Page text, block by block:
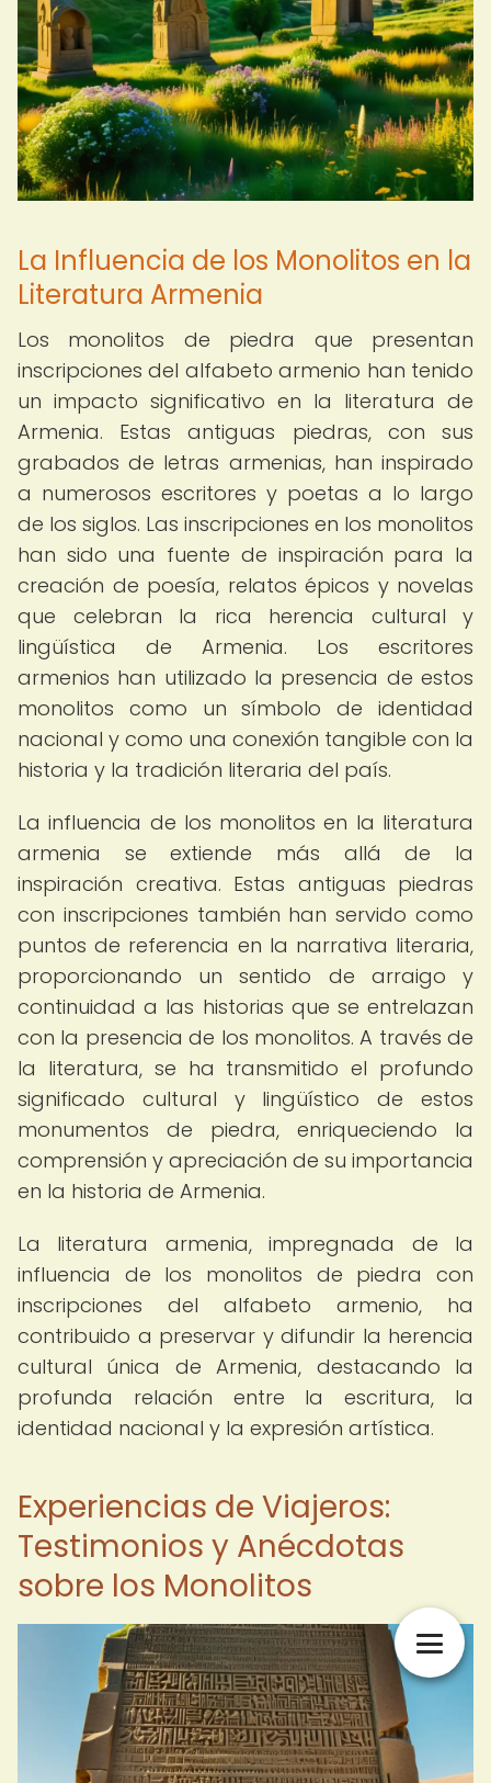
La Influencia de los Monolitos en la
Literatura Armenia
Los monolitos de piedra que presentan
inscripciones del alfabeto armenio han tenido
un impacto significativo en la literatura de
Armenia. Estas antiguas piedras, con sus
grabados de letras armenias, han inspirado
a numerosos escritores y poetas a lo largo
de los siglos. Las inscripciones en los monolitos
han sido una fuente de inspiración para la
creación de poesía, relatos épicos y novelas
que celebran la rica herencia cultural y
lingüística de Armenia. Los escritores
armenios han utilizado la presencia de estos
monolitos como un símbolo de identidad
nacional y como una conexión tangible con la
historia y la tradición literaria del país.
La influencia de los monolitos en la literatura
armenia se extiende más allá de la
inspiración creativa. Estas antiguas piedras
con inscripciones también han servido como
puntos de referencia en la narrativa literaria,
proporcionando un sentido de arraigo y
continuidad a las historias que se entrelazan
con la presencia de los monolitos. A través de
la literatura, se ha transmitido el profundo
significado cultural y lingüístico de estos
monumentos de piedra, enriqueciendo la
comprensión y apreciación de su importancia
en la historia de Armenia.
La literatura armenia, impregnada de la
influencia de los monolitos de piedra con
inscripciones del alfabeto armenio, ha
contribuido a preservar y difundir la herencia
cultural única de Armenia, destacando la
profunda relación entre la escritura, la
identidad nacional y la expresión artística.
Experiencias de Viajeros:
Testimonios y Anécdotas
sobre los Monolitos